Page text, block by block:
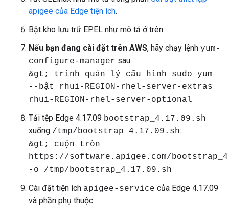
apigee của Edge tiện ích.
Bật kho lưu trữ EPEL như mô tả ở trên.
Nếu bạn đang cài đặt trên AWS, hãy chạy lệnh yum-
configure-manager sau:
&gt; trình quản lý cấu hình sudo yum
--bật rhui-REGION-rhel-server-extras
rhui-REGION-rhel-server-optional
Tải tệp Edge 4.17.09 bootstrap_4.17.09.sh
xuống /tmp/bootstrap_4.17.09.sh:
&gt; cuộn tròn
https://software.apigee.com/
-o /tmp/bootstrap_4.17.09.sh
Cài đặt tiện ích apigee-service của Edge 4.17.09
và phần phụ thuộc: